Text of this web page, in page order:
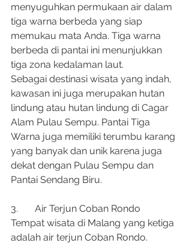
menyuguhkan permukaan air dalam
tiga warna berbeda yang siap
memukau mata Anda. Tiga warna
berbeda di pantai ini menunjukkan
tiga zona kedalaman laut.
Sebagai destinasi wisata yang indah,
kawasan ini juga merupakan hutan
lindung atau hutan lindung di Cagar
Alam Pulau Sempu. Pantai Tiga
Warna juga memiliki terumbu karang
yang banyak dan unik karena juga
dekat dengan Pulau Sempu dan
Pantai Sendang Biru.
3.	Air Terjun Coban Rondo
Tempat wisata di Malang yang ketiga
adalah air terjun Coban Rondo.